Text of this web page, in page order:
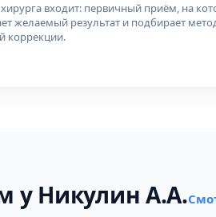
входит: первичный приём, на
желаемый результат и подбирает
коррекции.
у Никулин А.А.